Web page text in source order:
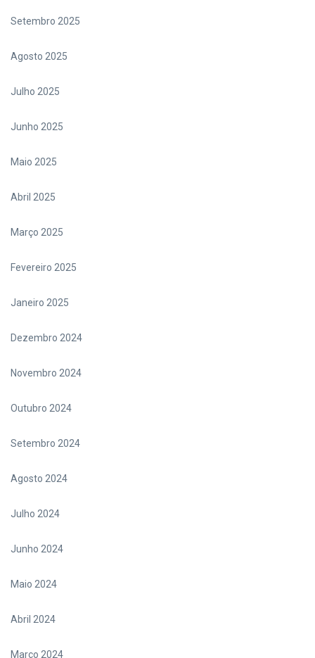
Setembro 2025
Agosto 2025
Julho 2025
Junho 2025
Maio 2025
Abril 2025
Março 2025
Fevereiro 2025
Janeiro 2025
Dezembro 2024
Novembro 2024
Outubro 2024
Setembro 2024
Agosto 2024
Julho 2024
Junho 2024
Maio 2024
Abril 2024
Março 2024